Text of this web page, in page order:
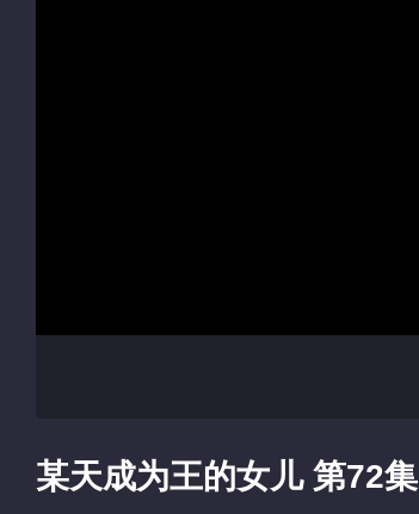
某天成为王的女儿 第72集